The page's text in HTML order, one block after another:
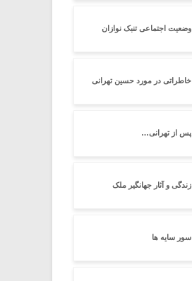
وضعیت اجتماعی تنبک نوازان
خاطراتی در مورد حسین تهرانی
پس از تهرانی…
زندگی و آثار جهانگیر ملک
سور سایه ها